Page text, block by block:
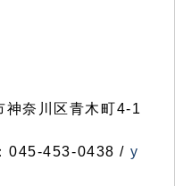
奈川区青木町4-1
045-453-0438 / y